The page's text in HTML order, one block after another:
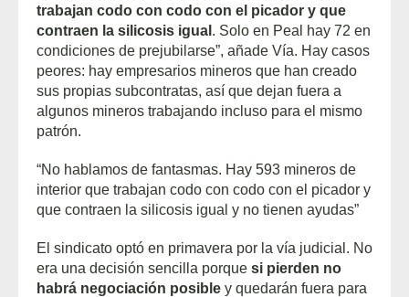
trabajan codo con codo con el picador y que
contraen la silicosis igual . Solo en Peal hay 72 en
condiciones de prejubilarse”, añade Vía. Hay casos
peores: hay empresarios mineros que han creado
sus propias subcontratas, así que dejan fuera a
algunos mineros trabajando incluso para el mismo
patrón.
“No hablamos de fantasmas. Hay 593 mineros de
interior que trabajan codo con codo con el picador y
que contraen la silicosis igual y no tienen ayudas”
El sindicato optó en primavera por la vía judicial. No
era una decisión sencilla porque si pierden no
habrá negociación posible y quedarán fuera para